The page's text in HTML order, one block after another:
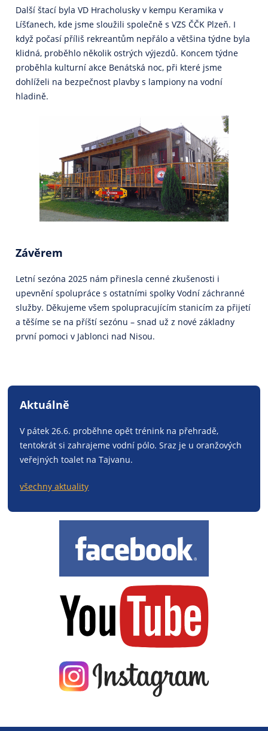
Další štací byla VD Hracholusky v kempu Keramika v
Líšťanech, kde jsme sloužili společně s VZS ČČK Plzeň. I
když počasí příliš rekreantům nepřálo a většina týdne byla
klidná, proběhlo několik ostrých výjezdů. Koncem týdne
proběhla kulturní akce Benátská noc, při které jsme
dohlíželi na bezpečnost plavby s lampiony na vodní
hladině.
Závěrem
Letní sezóna 2025 nám přinesla cenné zkušenosti i
upevnění spolupráce s ostatními spolky Vodní záchranné
služby. Děkujeme všem spolupracujícím stanicím za přijetí
a těšíme se na příští sezónu – snad už z nové základny
první pomoci v Jablonci nad Nisou.
Aktuálně
V pátek 26.6. proběhne opět trénink na přehradě,
tentokrát si zahrajeme vodní pólo. Sraz je u oranžových
veřejných toalet na Tajvanu.
všechny aktuality